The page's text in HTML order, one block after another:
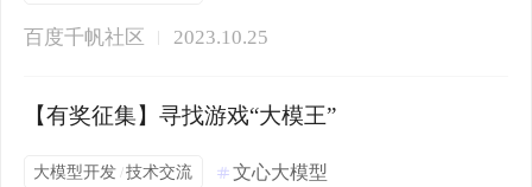
百度千帆社区 2023.10.25
【有奖征集】寻找游戏“大模王”
大模型开发 /技术交流 文心大模型